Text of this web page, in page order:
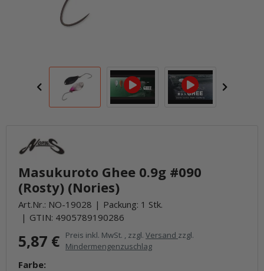
Masukuroto Ghee 0.9g #090
(Rosty) (Nories)
Art.Nr.: NO-19028
Packung: 1 Stk.
GTIN: 4905789190286
5,87 € Preis inkl. MwSt. , zzgl. Versand zzgl.
Mindermengenzuschlag
Farbe: